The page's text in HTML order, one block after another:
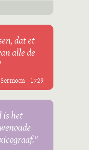
dat et
alle de
- 1729
is het